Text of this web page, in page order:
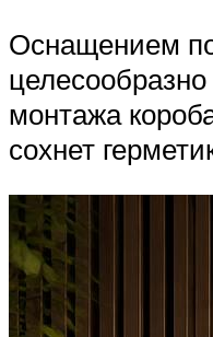
Оснащением
монтажа
сохнет